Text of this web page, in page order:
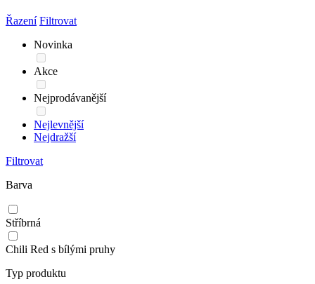
Řazení Filtrovat
Novinka
Akce
Nejprodávanější
Nejlevnější
Nejdražší
Filtrovat
Barva
Stříbrná
Chili Red s bílými pruhy
Typ produktu